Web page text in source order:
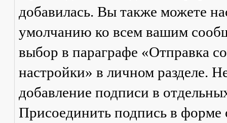
добавилась. Вы также можете
умолчанию ко всем вашим
выбор в параграфе «Отправка
настройки» в личном разделе.
добавление подписи в
Присоединить подпись в форме